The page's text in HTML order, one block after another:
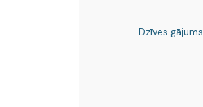
Dzīves gājums